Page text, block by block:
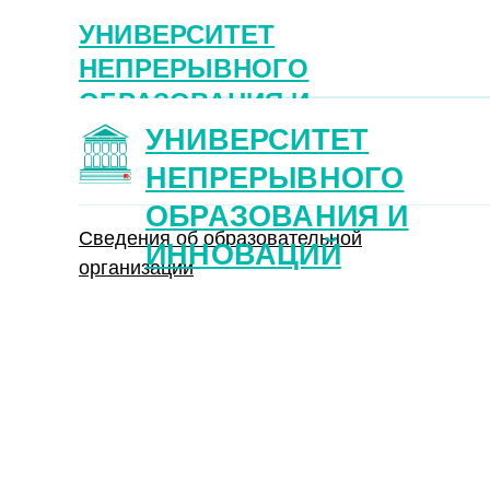
УНИВЕРСИТЕТ
НЕПРЕРЫВНОГО
ОБРАЗОВАНИЯ И
ИННОВАЦИЙ
Сведения об образовательной
организации
УНИВЕРСИТЕТ
НЕПРЕРЫВНОГО
ОБРАЗОВАНИЯ И
ИННОВАЦИЙ